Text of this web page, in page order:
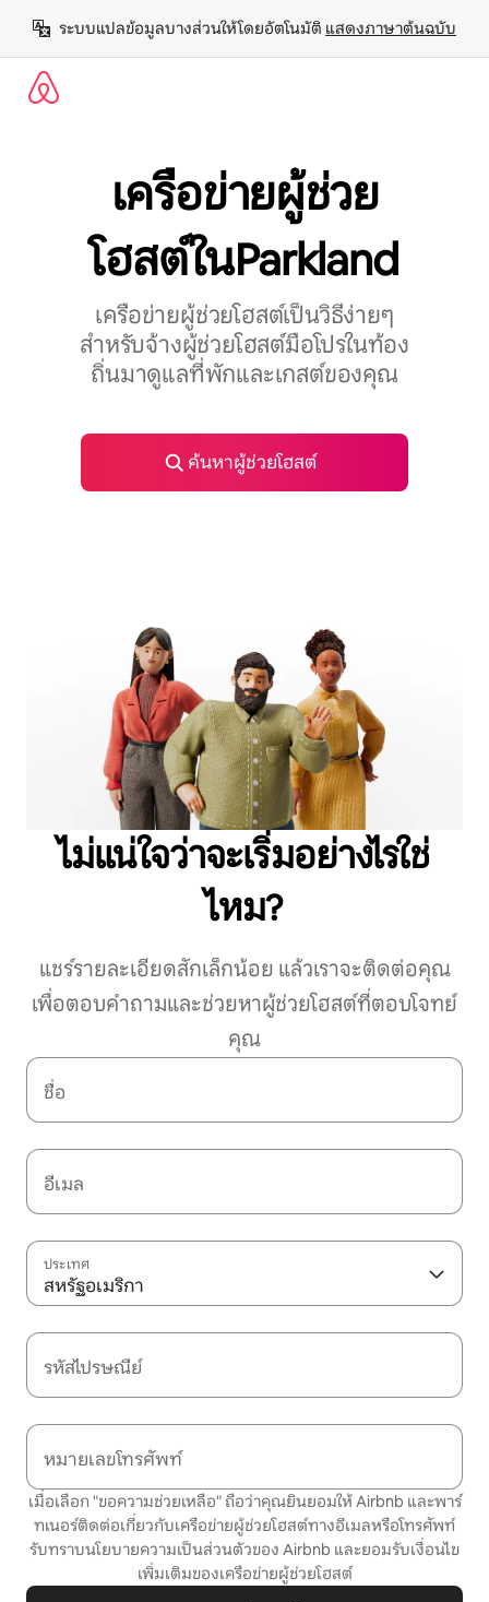
ยัง
เนื้อหา
ระบบแปลข้อมูลบางส่วนให้โดยอัตโนมัติ แสดงภาษาต้นฉบับ
เครือข่ายผู้ช่วย
โฮสต์ในParkland
เครือข่ายผู้ช่วยโฮสต์เป็นวิธีง่ายๆ
สำหรับจ้างผู้ช่วยโฮสต์มือโปรในท้อง
ถิ่นมาดูแลที่พักและเกสต์ของคุณ
ค้นหาผู้ช่วยโฮสต์
ไม่แน่ใจว่าจะเริ่มอย่างไรใช่
ไหม?
แชร์รายละเอียดสักเล็กน้อย แล้วเราจะติดต่อคุณ
เพื่อตอบคำถามและช่วยหาผู้ช่วยโฮสต์ที่ตอบโจทย์
คุณ
ชื่อ
อีเมล
ประเทศ
สหรัฐอเมริกา
รหัสไปรษณีย์
หมายเลขโทรศัพท์
เมื่อเลือก "ขอความช่วยเหลือ" ถือว่าคุณยินยอมให้ Airbnb และพาร์
ทเนอร์ติดต่อเกี่ยวกับเครือข่ายผู้ช่วยโฮสต์ทางอีเมลหรือโทรศัพท์
รับทราบนโยบายความเป็นส่วนตัวของ Airbnb และยอมรับเงื่อนไข
เพิ่มเติมของเครือข่ายผู้ช่วยโฮสต์